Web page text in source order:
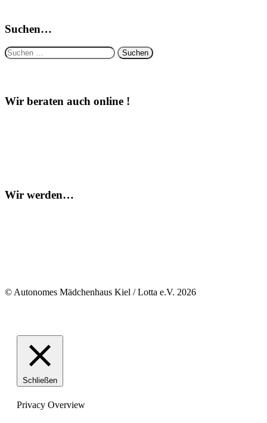
Suchen…
Suchen
nach:
Wir beraten auch online !
Wir werden…
© Autonomes Mädchenhaus Kiel / Lotta e.V. 2026
Schließen
Privacy Overview